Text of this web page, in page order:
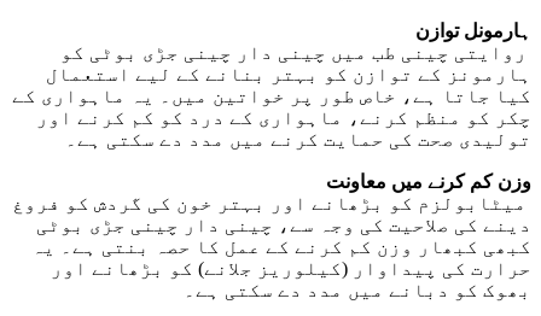
ہارمونل توازن
روایتی چینی طب میں چینی دار چینی جڑی بوٹی کو
ہارمونز کے توازن کو بہتر بنانے کے لیے استعمال
کیا جاتا ہے، خاص طور پر خواتین میں۔ یہ ماہواری کے
چکر کو منظم کرنے، ماہواری کے درد کو کم کرنے اور
تولیدی صحت کی حمایت کرنے میں مدد دے سکتی ہے۔
وزن کم کرنے میں معاونت
میٹابولزم کو بڑھانے اور بہتر خون کی گردش کو فروغ
دینے کی صلاحیت کی وجہ سے، چینی دار چینی جڑی بوٹی
کبھی کبھار وزن کم کرنے کے عمل کا حصہ بنتی ہے۔ یہ
حرارت کی پیداوار (کیلوریز جلانے) کو بڑھانے اور
بھوک کو دبانے میں مدد دے سکتی ہے۔